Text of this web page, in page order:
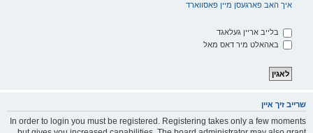
איך האב פארגעסן מיין פאסווארד
בלייב אריין געלאגד
באהאלט מיר דאס מאל
שרייב זיך איין
In order to login you must be registered. Registering takes only a few moments